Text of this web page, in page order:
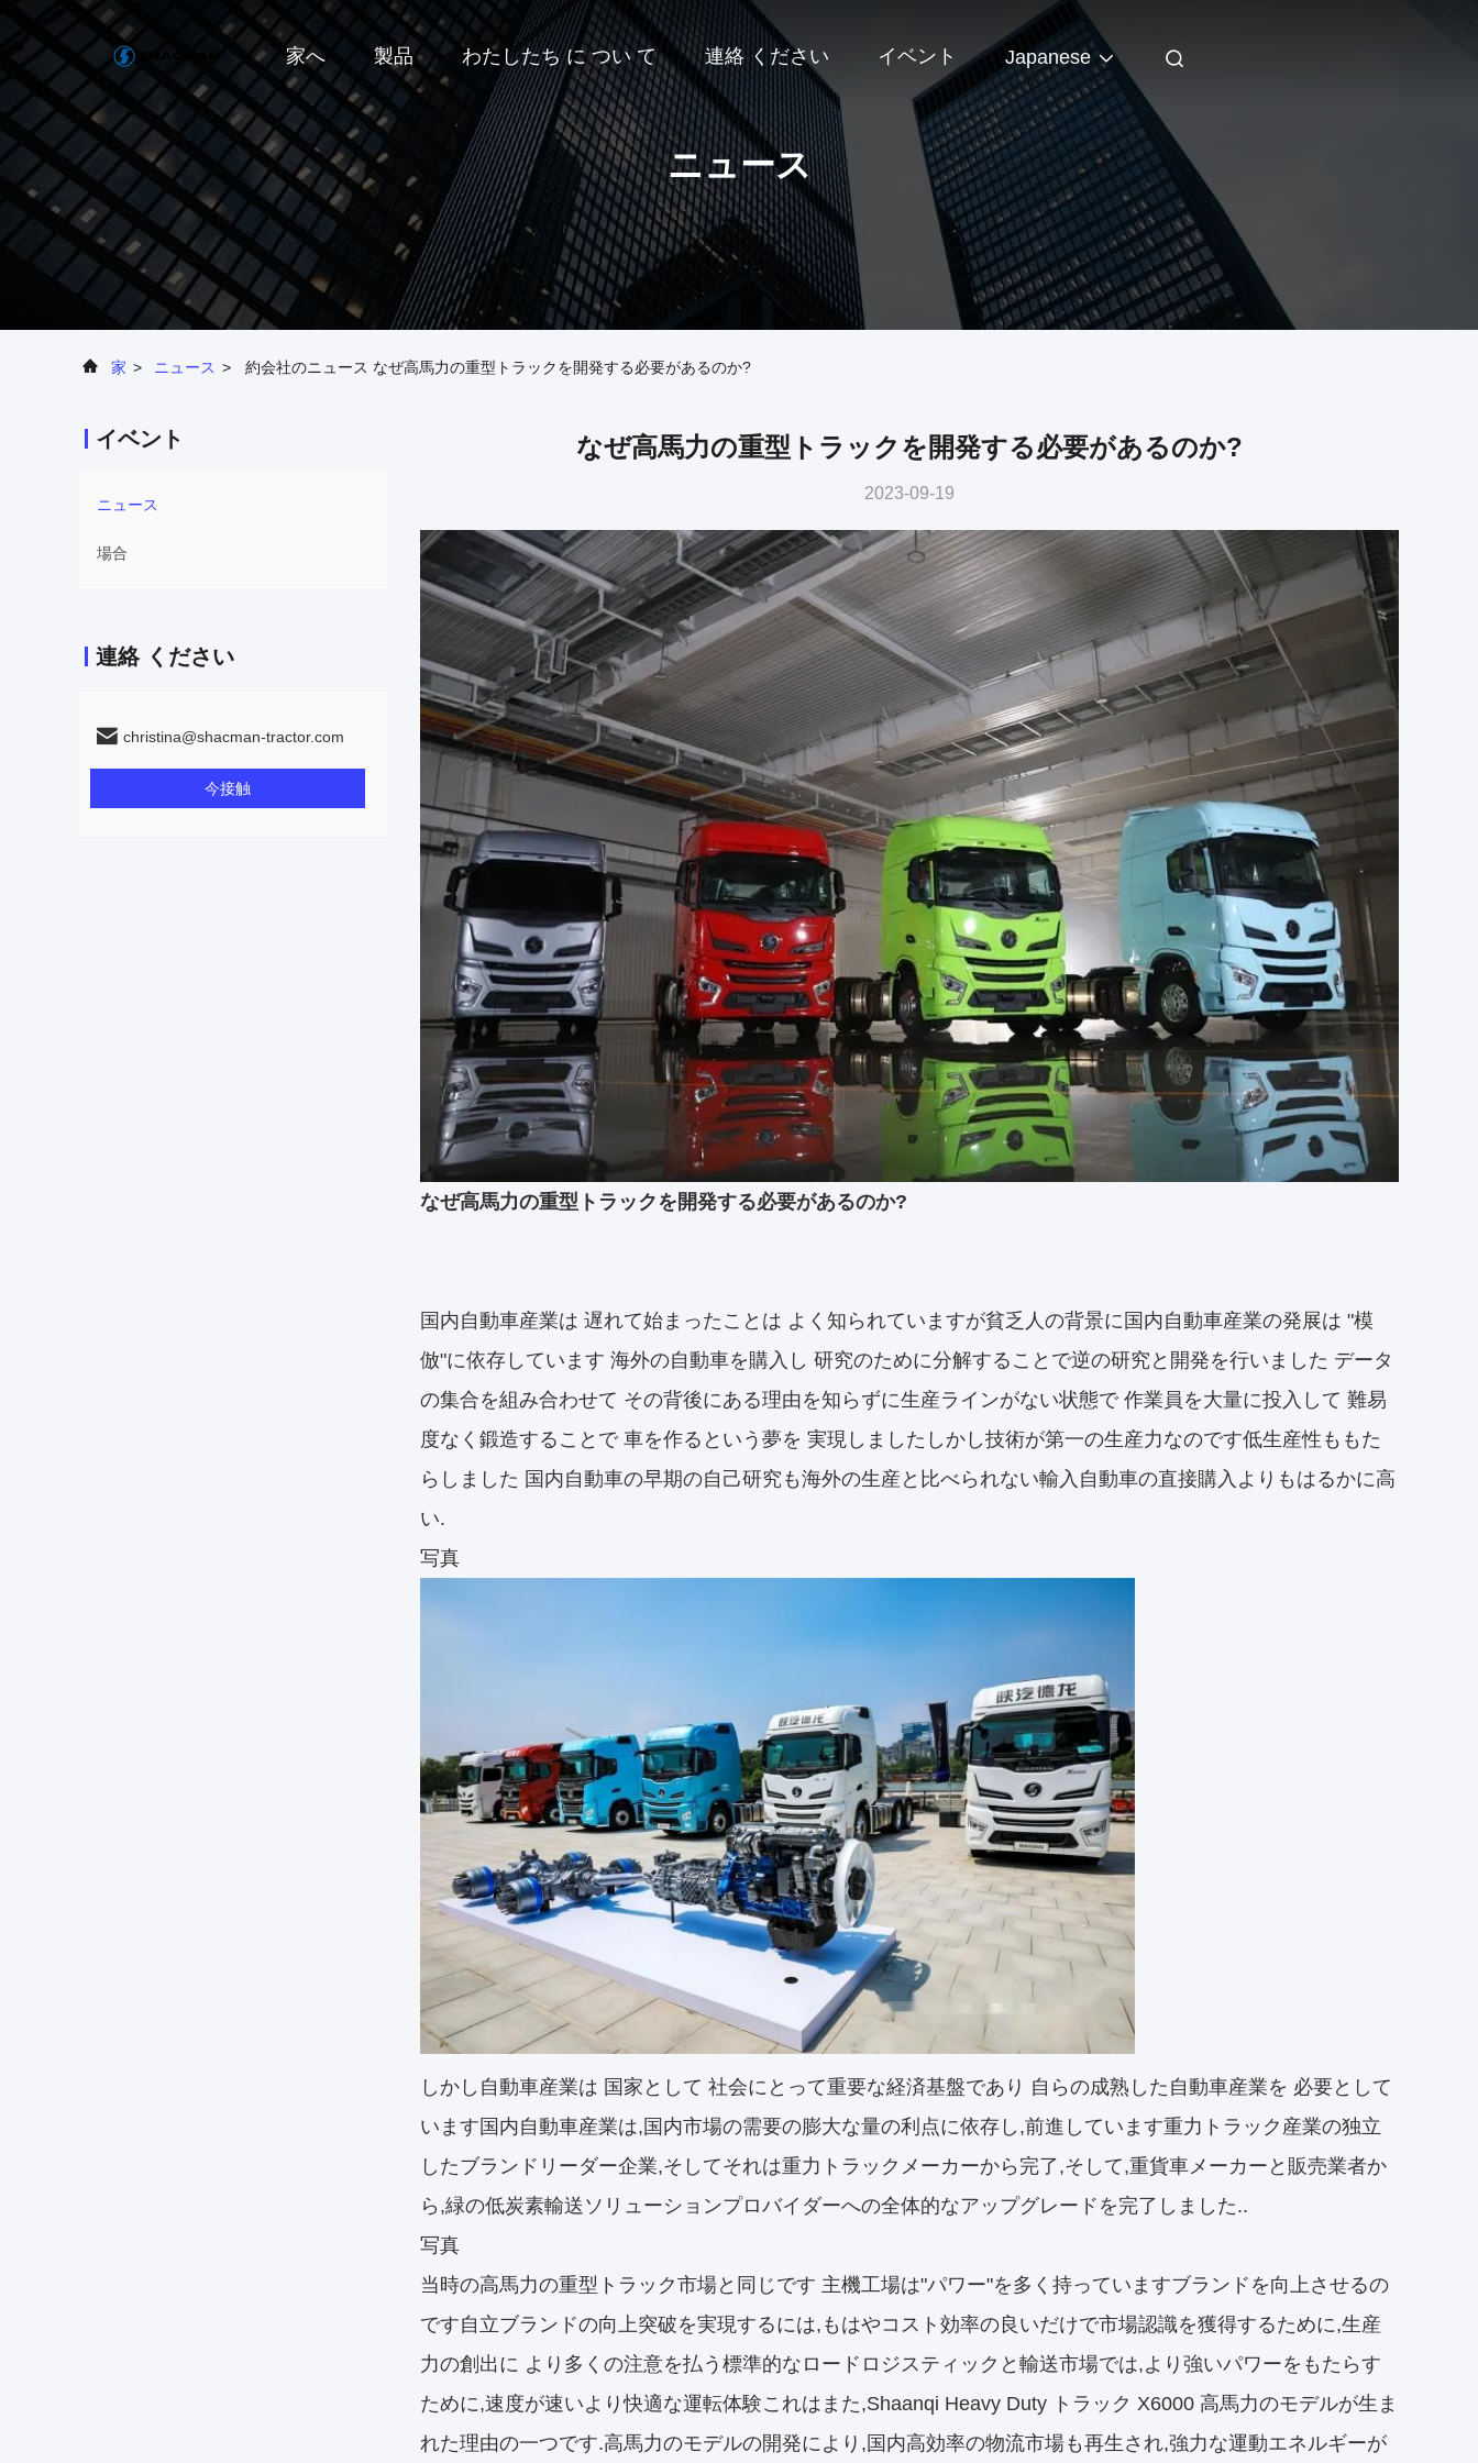
家へ 製品 わたしたち に つい て 連絡 ください イベント Japanese
ニュース
家 > ニュース > 約会社のニュース なぜ高馬力の重型トラックを開発する必要があるのか?
イベント
ニュース
場合
連絡 ください
christina@shacman-tractor.com
今接触
なぜ高馬力の重型トラックを開発する必要があるのか?
2023-09-19
なぜ高馬力の重型トラックを開発する必要があるのか?
国内自動車産業は 遅れて始まったことは よく知られていますが貧乏人の背景に国内自動車産業の発展は "模
倣"に依存しています 海外の自動車を購入し 研究のために分解することで逆の研究と開発を行いました データ
の集合を組み合わせて その背後にある理由を知らずに生産ラインがない状態で 作業員を大量に投入して 難易
度なく鍛造することで 車を作るという夢を 実現しましたしかし技術が第一の生産力なのです低生産性ももた
らしました 国内自動車の早期の自己研究も海外の生産と比べられない輸入自動車の直接購入よりもはるかに高
い.
写真
しかし自動車産業は 国家として 社会にとって重要な経済基盤であり 自らの成熟した自動車産業を 必要として
います国内自動車産業は,国内市場の需要の膨大な量の利点に依存し,前進しています重力トラック産業の独立
したブランドリーダー企業,そしてそれは重力トラックメーカーから完了,そして,重貨車メーカーと販売業者か
ら,緑の低炭素輸送ソリューションプロバイダーへの全体的なアップグレードを完了しました..
写真
当時の高馬力の重型トラック市場と同じです 主機工場は"パワー"を多く持っていますブランドを向上させるの
です自立ブランドの向上突破を実現するには,もはやコスト効率の良いだけで市場認識を獲得するために,生産
力の創出に より多くの注意を払う標準的なロードロジスティックと輸送市場では,より強いパワーをもたらす
ために,速度が速いより快適な運転体験これはまた,Shaanqi Heavy Duty トラック X6000 高馬力のモデルが生ま
れた理由の一つです.高馬力のモデルの開発により,国内高効率の物流市場も再生され,強力な運動エネルギーが